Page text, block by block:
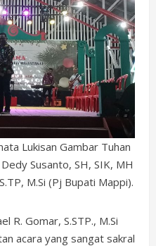
Lukisan Gambar Tuhan
Susanto, SH, SIK, MH
M.Si (Pj Bupati Mappi).
R. Gomar, S.STP., M.Si
acara yang sangat sakral